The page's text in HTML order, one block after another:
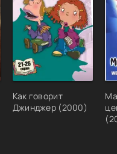
Как говорит
Джинджер (2000)